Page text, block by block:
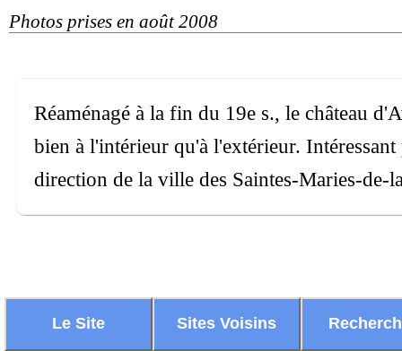
Photos prises en août 2008
Réaménagé à la fin du 19e s., le château
bien à l'intérieur qu'à l'extérieur.
direction de la ville des Saintes-Maries-de-
Le Site Sites Voisins